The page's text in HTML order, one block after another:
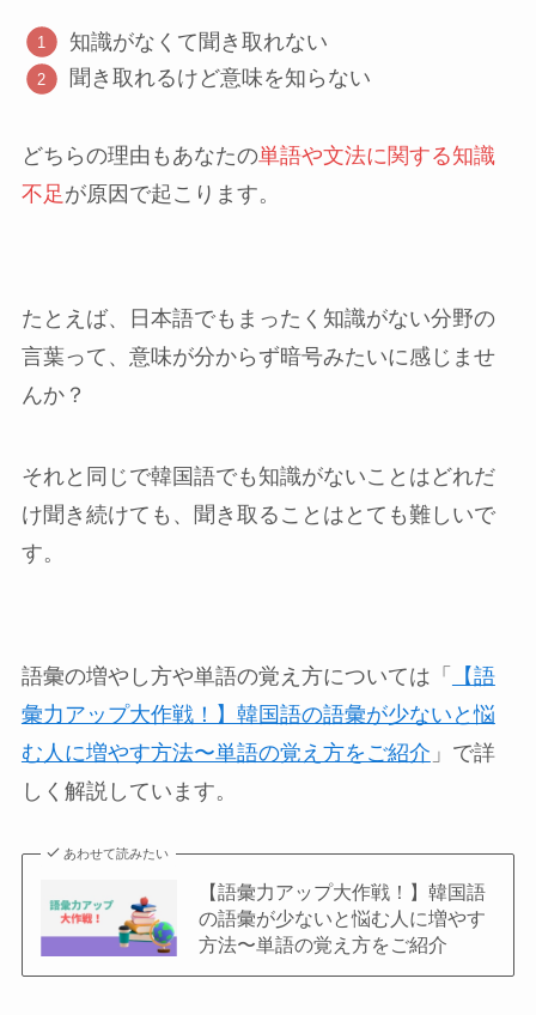
知識がなくて聞き取れない
聞き取れるけど意味を知らない
どちらの理由もあなたの単語や文法に関する知識
不足 が原因で起こります。
たとえば、日本語でもまったく知識がない分野の
言葉って、意味が分からず暗号みたいに感じませ
んか？
それと同じで韓国語でも知識がないことはどれだ
け聞き続けても、聞き取ることはとても難しいで
す。
語彙の増やし方や単語の覚え方については「
【語
彙力アップ大作戦！】韓国語の語彙が少ないと悩
む人に増やす方法〜単語の覚え方をご紹介 」で詳
しく解説しています。
あわせて読みたい
【語彙力アップ大作戦！】韓国語
の語彙が少ないと悩む人に増やす
方法〜単語の覚え方をご紹介